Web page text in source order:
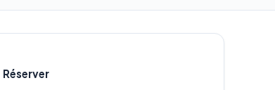
Réserver